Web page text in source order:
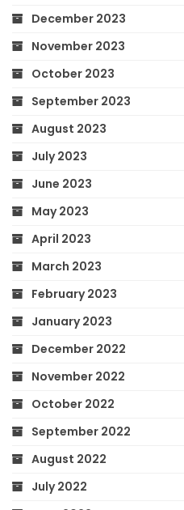
December 2023
November 2023
October 2023
September 2023
August 2023
July 2023
June 2023
May 2023
April 2023
March 2023
February 2023
January 2023
December 2022
November 2022
October 2022
September 2022
August 2022
July 2022